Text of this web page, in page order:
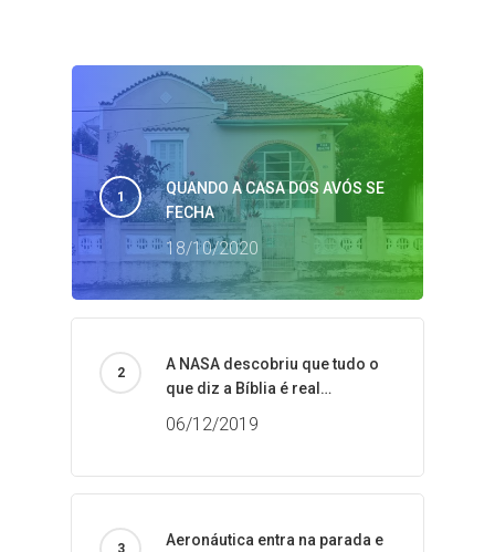
QUANDO A CASA DOS AVÓS SE
FECHA
18/10/2020
A NASA descobriu que tudo o
que diz a Bíblia é real…
06/12/2019
Aeronáutica entra na parada e